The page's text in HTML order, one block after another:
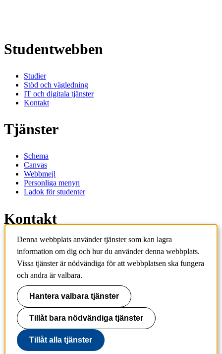
Studentwebben
Studier
Stöd och vägledning
IT och digitala tjänster
Kontakt
Tjänster
Schema
Canvas
Webbmejl
Personliga menyn
Ladok för studenter
Kontakt
Kontakta utbildningsprogram
Kontakta kurs
IT-support
KTH Entré
KTH
100 44 Stockholm
+46 8 790 60 00
info@kth.se
Denna webbplats använder tjänster som kan lagra
information om dig och hur du använder denna webbplats.
Vissa tjänster är nödvändiga för att webbplatsen ska fungera
och andra är valbara.
Hantera valbara tjänster
Tillåt bara nödvändiga tjänster
Tillåt alla tjänster